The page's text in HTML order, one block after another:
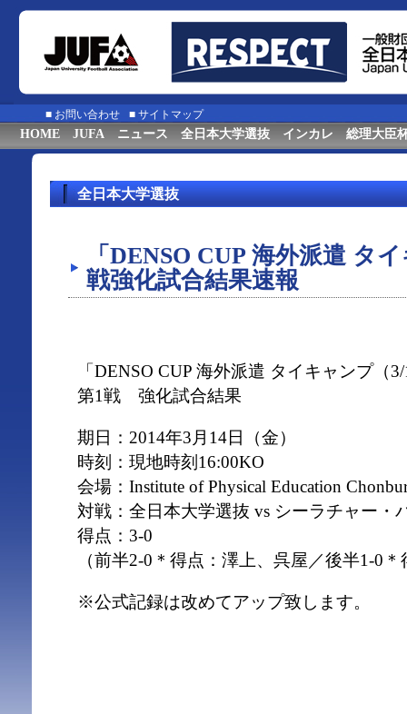
■ お問い合わせ ■ サイトマップ
HOME JUFA ニュース 全日本大学選抜 インカレ 総理大臣
全日本大学選抜
「DENSO CUP 海外派遣 タ
戦強化試合結果速報
「DENSO CUP 海外派遣 タイキャンプ（
第1戦 強化試合結果
期日：2014年3月14日（金）
時刻：現地時刻16:00KO
会場：Institute of Physical Education
対戦：全日本大学選抜 vs シーラチャー・
得点：3-0
（前半2-0＊得点：澤上、呉屋／後半1-0
※公式記録は改めてアップ致します。